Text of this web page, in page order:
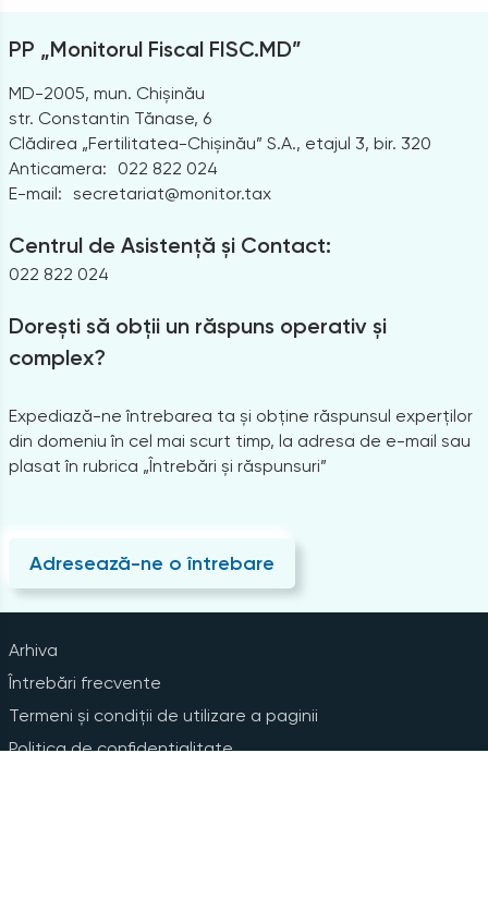
PP „Monitorul Fiscal FISC.MD”
MD-2005, mun. Chișinău
str. Constantin Tănase, 6
Clădirea „Fertilitatea-Chișinău” S.A., etajul 3, bir. 320
Anticamera:
022 822 024
E-mail: secretariat@monitor.tax
Centrul de Asistență și Contact:
022 822 024
Dorești să obții un răspuns operativ și
complex?
Expediază-ne întrebarea ta și obține răspunsul experților
din domeniu în cel mai scurt timp, la adresa de e-mail sau
plasat în rubrica „Întrebări și răspunsuri”
Adresează-ne o întrebare
Arhiva
Întrebări frecvente
Termeni și condiții de utilizare a paginii
Politica de confidențialitate